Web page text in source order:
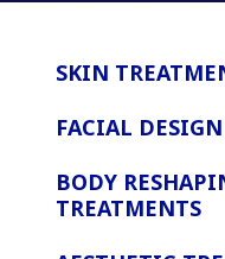
SKIN
FACIAL DESIGN
BODY
TREATMENTS